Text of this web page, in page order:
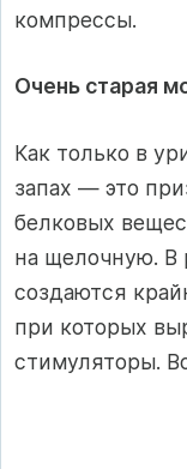
компрессы.
Очень старая
Как только в
запах — это
белковых
на щелочную. В
создаются
при которых
стимуляторы.